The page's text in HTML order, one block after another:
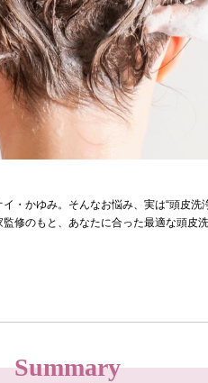
・かゆみ。そんなお悩み、実は“頭皮洗
修のもと、あなたに合った最適な頭皮
Summary